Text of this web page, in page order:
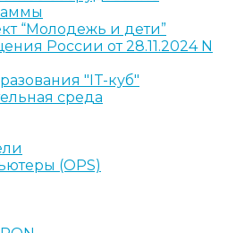
“Молодежь и дети”
России от 28.11.2024 N
"IT-куб"
среда
(OPS)